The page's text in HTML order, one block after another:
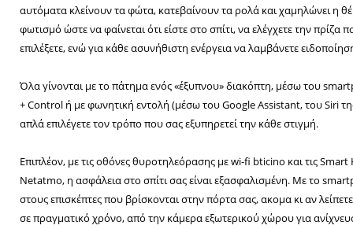
αυτόματα κλείνουν τα φώτα, κατεβαίνουν τα ρολά και χαμηλώνει η
φωτισμό ώστε να φαίνεται ότι είστε στο σπίτι, να ελέγχετε την πρίζα
επιλέξετε, ενώ για κάθε ασυνήθιστη ενέργεια να λαμβάνετε
Όλα γίνονται με το πάτημα ενός «έξυπνου» διακόπτη, μέσω του
+ Control ή με φωνητική εντολή (μέσω του Google Assistant, του Siri
απλά επιλέγετε τον τρόπο που σας εξυπηρετεί την κάθε στιγμή.
Επιπλέον, με τις οθόνες θυροτηλεόρασης με wi-fi bticino και τις
Netatmo, η ασφάλεια στο σπίτι σας είναι εξασφαλισμένη. Με το
στους επισκέπτες που βρίσκονται στην πόρτα σας, ακομα κι αν
σε πραγματικό χρόνο, από την κάμερα εξωτερικού χώρου για